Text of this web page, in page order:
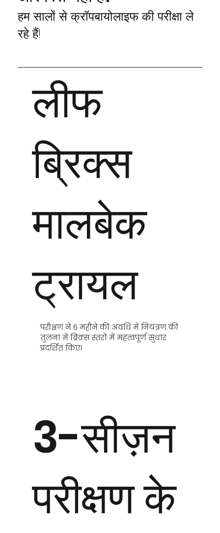
हम सालों से क्रॉपबायोलाइफ की परीक्षा ले
रहे हैं!
3-सीज़न
परीक्षण के
लीफ
ब्रिक्स
मालबेक
ट्रायल
परीक्षण ने 6 महीने की अवधि में नियंत्रण की
तुलना में ब्रिक्स स्तरों में महत्वपूर्ण सुधार
प्रदर्शित किए।